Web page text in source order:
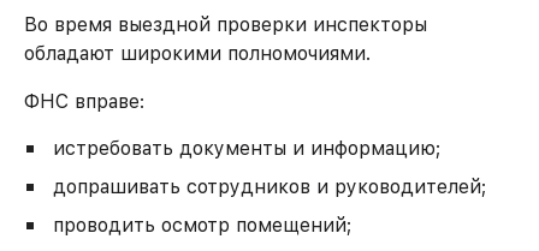
Во время выездной проверки инспекторы
обладают широкими полномочиями.
ФНС вправе:
истребовать документы и информацию;
допрашивать сотрудников и руководителей;
проводить осмотр помещений;
ЗАКАЗАТЬ УСЛУГУ